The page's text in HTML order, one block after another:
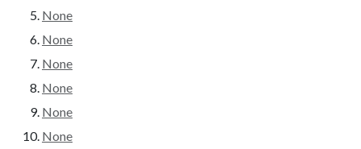
None
None
None
None
None
None